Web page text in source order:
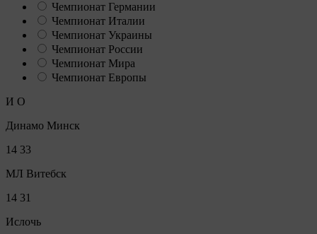
Чемпионат Германии
Чемпионат Италии
Чемпионат Украины
Чемпионат России
Чемпионат Мира
Чемпионат Европы
И О
Динамо Минск
14 33
МЛ Витебск
14 31
Ислочь